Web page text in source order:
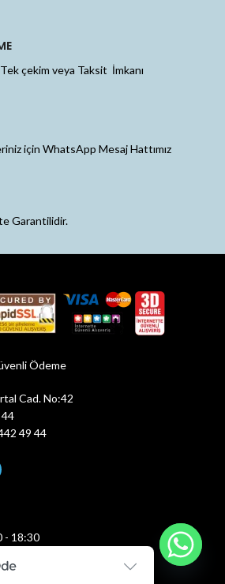
çekim veya Taksit İmkanı
için WhatsApp Mesaj Hattımız
Garantilidir.
Ödeme
Cad. No:42
49 44
- 18:30